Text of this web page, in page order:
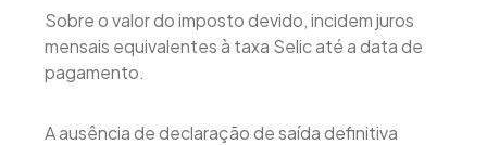
Sobre o valor do imposto devido, incidem juros
mensais equivalentes à taxa Selic até a data de
pagamento.
A ausência de declaração de saída definitiva